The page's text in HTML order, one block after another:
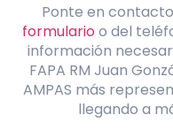
Ponte en
formulario o del
información
FAPA RM Juan
AMPAS más
llegando a